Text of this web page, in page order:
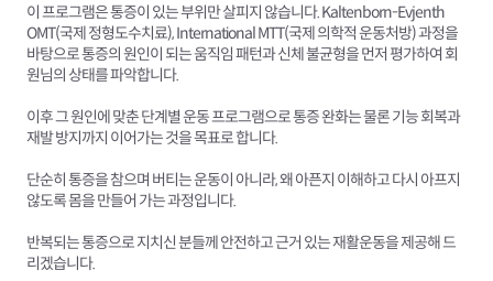
이 프로그램은 통증이 있는 부위만 살피지 않습니다. Kaltenborn-Evjenth
OMT(국제 정형도수치료), International MTT(국제 의학적 운동처방) 과정을
바탕으로 통증의 원인이 되는 움직임 패턴과 신체 불균형을 먼저 평가하여 회
원님의 상태를 파악합니다.
이후 그 원인에 맞춘 단계별 운동 프로그램으로 통증 완화는 물론 기능 회복과
재발 방지까지 이어가는 것을 목표로 합니다.
단순히 통증을 참으며 버티는 운동이 아니라, 왜 아픈지 이해하고 다시 아프지
않도록 몸을 만들어 가는 과정입니다.
반복되는 통증으로 지치신 분들께 안전하고 근거 있는 재활운동을 제공해 드
리겠습니다.